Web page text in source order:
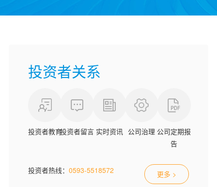
投资者关系
投资者教育投资者留言 实时资讯 公司治理 公司定期报
告
投资者热线： 0593-5518572 更多 >